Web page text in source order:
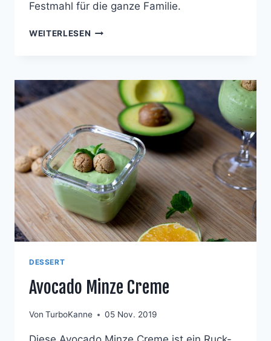
Festmahl für die ganze Familie.
WEITERLESEN GEFÜLLTE
SALBEI-
GNOCCHI
UND
TOMATEN-
AVOCADO-
SALSA
DESSERT
Avocado Minze Creme
Von TurboKanne 05 Nov. 2019